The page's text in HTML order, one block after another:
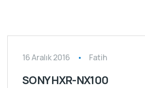
16 Aralık 2016 Fatih
SONY HXR-NX100